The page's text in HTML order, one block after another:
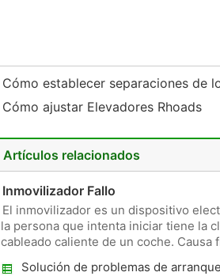
Cómo establecer separaciones de
Cómo ajustar Elevadores Rhoads
Artículos relacionados
Inmovilizador Fallo
El inmovilizador es un dispositivo
la persona que intenta iniciar tiene la
cableado caliente de un coche. Causa
Solución de problemas de